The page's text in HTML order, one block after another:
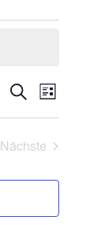
SUCHE
UND
Suche
Liste
Nächste